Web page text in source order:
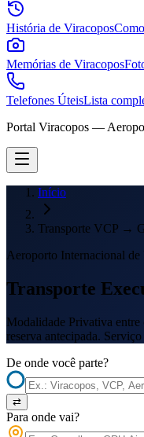
História de Viracopos
Memórias de Viracopos
Telefones ÚteisLista
Portal Viracopos —
Início
Transporte VCP →
Aeroporto Internacional
Transporte
Modalidade Privativa
reserva antecipada.
De onde você parte?
⇄
Para onde vai?